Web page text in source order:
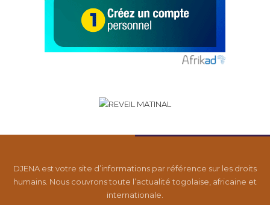
DJENA est votre site d’informations par référence sur les droits
humains. Nous couvrons toute l’actualité togolaise, africaine et
internationale.